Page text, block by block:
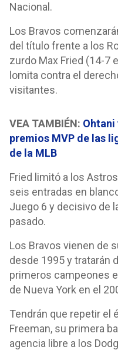
Nacional.
Los Bravos
del título frente a los
zurdo Max Fried (14-7
lomita contra el
visitantes.
VEA TAMBIÉN: Ohtani
premios MVP de las
de la MLB
Fried limitó a los
seis entradas en
Juego 6 y decisivo de
pasado.
Los Bravos vienen de
desde 1995 y tratarán
primeros campeones
de Nueva York en el
Tendrán que repetir el
Freeman, su primera
agencia libre a los